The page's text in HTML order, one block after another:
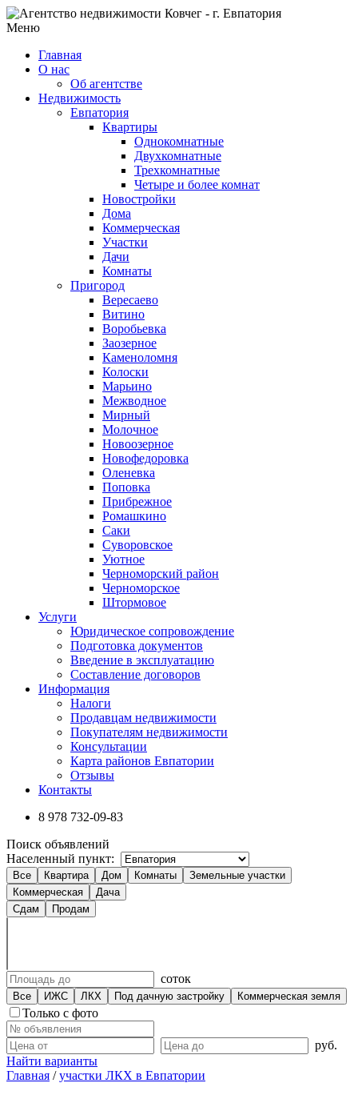
Меню
Главная
О нас
Об агентстве
Недвижимость
Евпатория
Квартиры
Однокомнатные
Двухкомнатные
Трехкомнатные
Четыре и более комнат
Новостройки
Дома
Коммерческая
Участки
Дачи
Комнаты
Пригород
Вересаево
Витино
Воробьевка
Заозерное
Каменоломня
Колоски
Марьино
Межводное
Мирный
Молочное
Новоозерное
Новофедоровка
Оленевка
Поповка
Прибрежное
Ромашкино
Саки
Суворовское
Уютное
Черноморский район
Черноморское
Штормовое
Услуги
Юридическое сопровождение
Подготовка документов
Введение в эксплуатацию
Составление договоров
Информация
Налоги
Продавцам недвижимости
Покупателям недвижимости
Консультации
Карта районов Евпатории
Отзывы
Контакты
8 978 732-09-83
Поиск объявлений
Населенный пункт:
Все Квартира Дом Комнаты
Земельные участки
Коммерческая
Дача
Сдам
Продам
соток
Все ИЖС ЛКХ Под дачную застройку Коммерческая земля
Только с фото
руб.
Найти варианты
Главная /участки ЛКХ в Евпатории